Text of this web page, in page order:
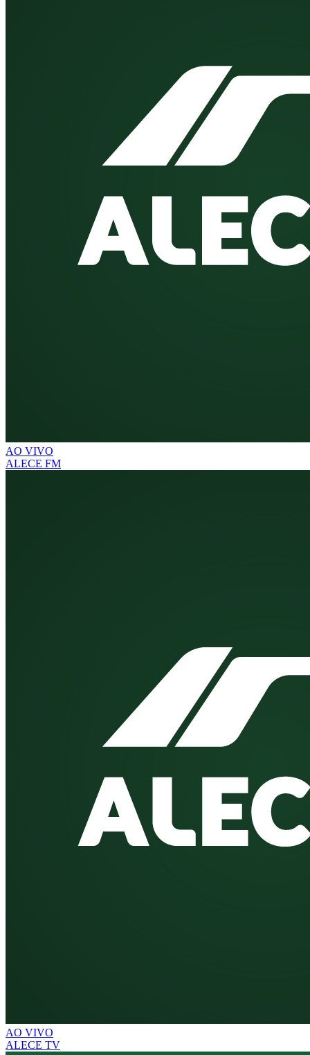
AO VIVO
ALECE FM
AO VIVO
ALECE TV